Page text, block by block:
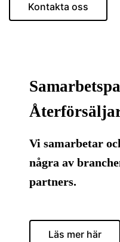
Kontakta oss
Vi samarbetar
några av
partners.
Läs mer här